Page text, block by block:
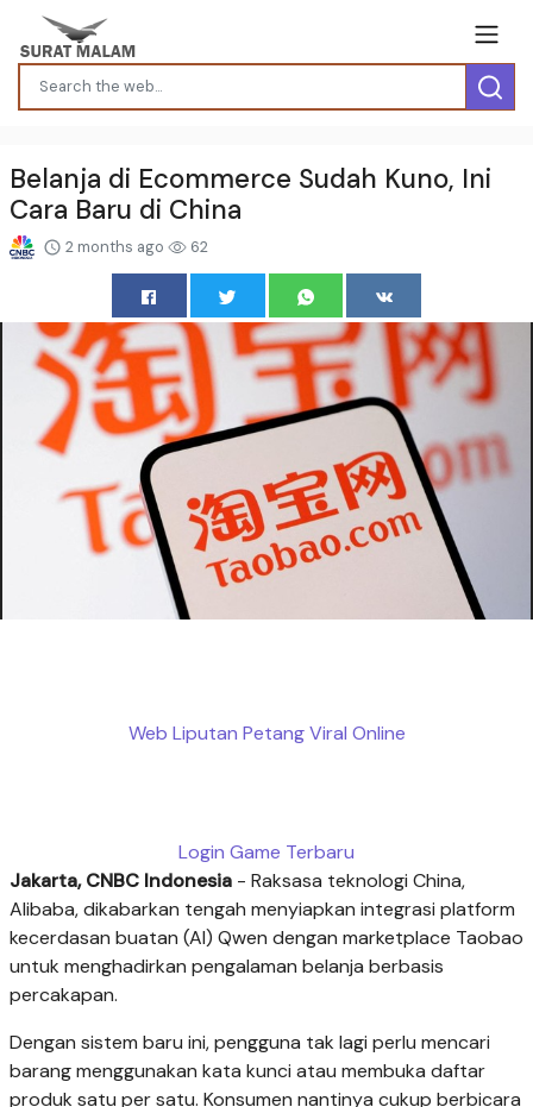
Belanja di Ecommerce Sudah Kuno, Ini
Cara Baru di China
2 months ago 62
Web Liputan Petang Viral Online
Login Game Terbaru
Jakarta, CNBC Indonesia - Raksasa teknologi China,
Alibaba, dikabarkan tengah menyiapkan integrasi platform
kecerdasan buatan (AI) Qwen dengan marketplace Taobao
untuk menghadirkan pengalaman belanja berbasis
percakapan.
Dengan sistem baru ini, pengguna tak lagi perlu mencari
barang menggunakan kata kunci atau membuka daftar
produk satu per satu. Konsumen nantinya cukup berbicara